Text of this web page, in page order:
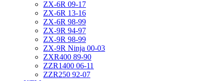
ZX-6R 09-17
ZX-6R 13-16
ZX-6R 98-99
ZX-9R 94-97
ZX-9R 98-99
ZX-9R Ninja 00-03
ZXR400 89-90
ZZR1400 06-11
ZZR250 92-07